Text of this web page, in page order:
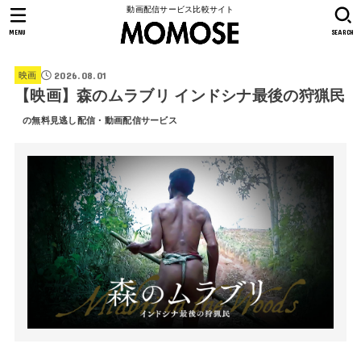
動画配信サービス比較サイト
SEARCH
MENU
映画 2026.08.01
【映画】森のムラブリ インドシナ最後の狩猟民
の無料見逃し配信・動画配信サービス